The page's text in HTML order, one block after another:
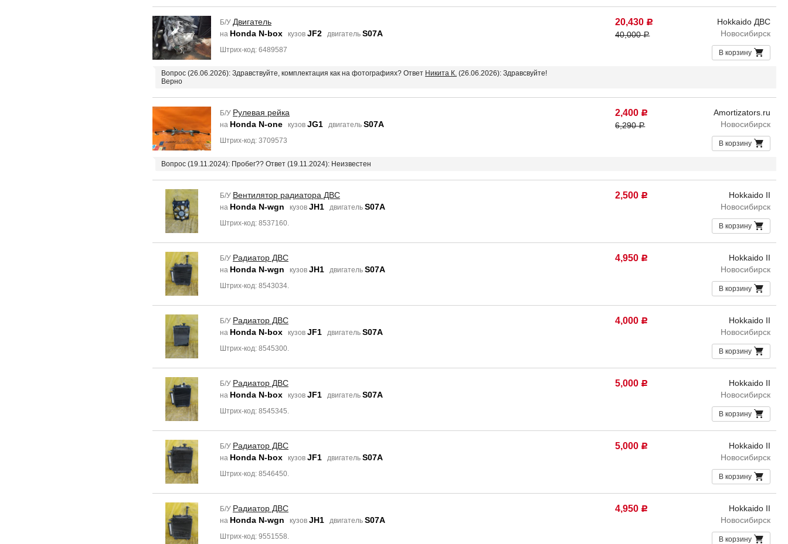
Б/У Двигатель
на Honda N-box кузов JF2 двигатель S07A
Штрих-код: 6489587
20,430 Р
40,000Р
Hokkaido ДВС
Новосибирск
В корзину
Вопрос (26.06.2026): Здравствуйте, комплектация как на фотографиях? Ответ Никита К. (26.06.2026): Здравсвуйте!
Верно
Б/У Рулевая рейка
на Honda N-one кузов JG1 двигатель S07A
Штрих-код: 3709573
2,400 Р
6,290Р
Amortizators.ru
Новосибирск
В корзину
Вопрос (19.11.2024): Пробег?? Ответ (19.11.2024): Неизвестен
Б/У Вентилятор радиатора ДВС
на Honda N-wgn кузов JH1 двигатель S07A
Штрих-код: 8537160.
2,500 Р
Hokkaido II
Новосибирск
В корзину
Б/У Радиатор ДВС
на Honda N-wgn кузов JH1 двигатель S07A
Штрих-код: 8543034.
4,950 Р
Hokkaido II
Новосибирск
В корзину
Б/У Радиатор ДВС
на Honda N-box кузов JF1 двигатель S07A
Штрих-код: 8545300.
4,000 Р
Hokkaido II
Новосибирск
В корзину
Б/У Радиатор ДВС
на Honda N-box кузов JF1 двигатель S07A
Штрих-код: 8545345.
5,000 Р
Hokkaido II
Новосибирск
В корзину
Б/У Радиатор ДВС
на Honda N-box кузов JF1 двигатель S07A
Штрих-код: 8546450.
5,000 Р
Hokkaido II
Новосибирск
В корзину
Б/У Радиатор ДВС
на Honda N-wgn кузов JH1 двигатель S07A
Штрих-код: 9551558.
4,950 Р
Hokkaido II
Новосибирск
В корзину